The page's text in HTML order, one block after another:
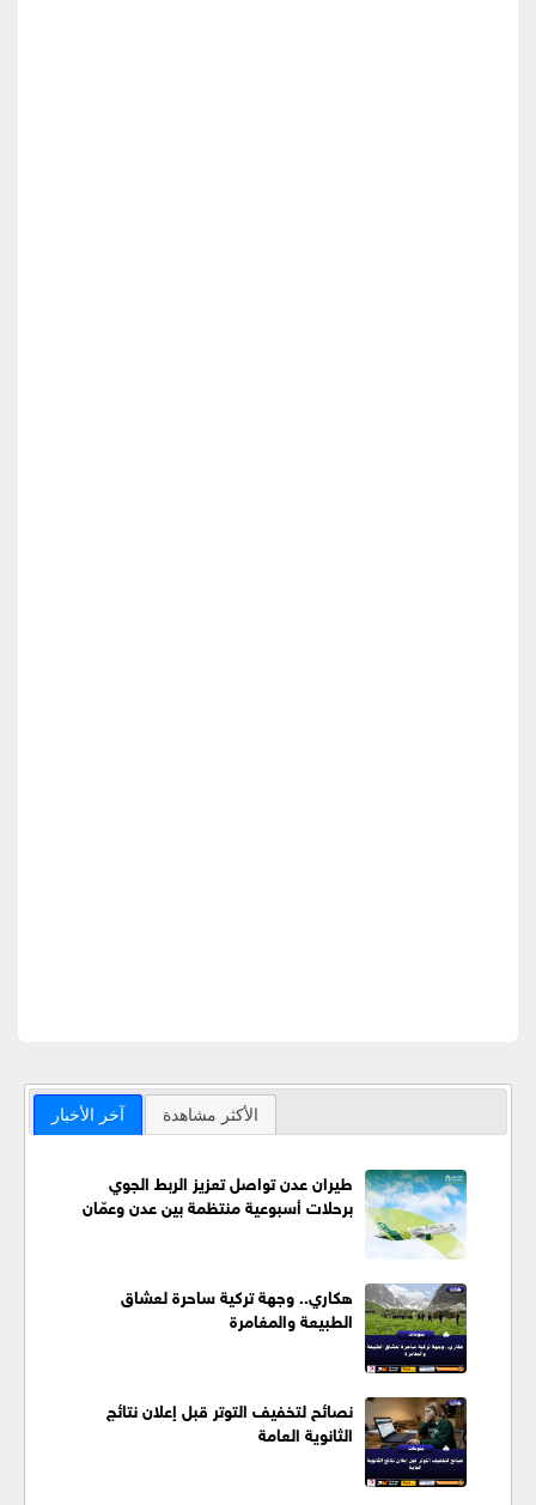
آخر الأخبار الأكثر مشاهدة
طيران عدن تواصل تعزيز الربط الجوي
برحلات أسبوعية منتظمة بين عدن وعمّان
هكاري.. وجهة تركية ساحرة لعشاق
الطبيعة والمغامرة
نصائح لتخفيف التوتر قبل إعلان نتائج
الثانوية العامة